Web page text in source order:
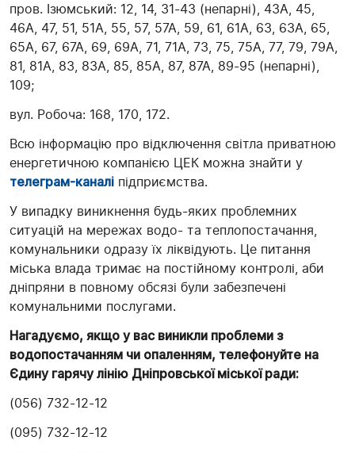
пров. Ізюмський: 12, 14, 31-43 (непарні), 43А, 45,
46А, 47, 51, 51А, 55, 57, 57А, 59, 61, 61А, 63, 63А, 65,
65А, 67, 67А, 69, 69А, 71, 71А, 73, 75, 75А, 77, 79, 79А,
81, 81А, 83, 83А, 85, 85А, 87, 87А, 89-95 (непарні),
109;
вул. Робоча: 168, 170, 172.
Всю інформацію про відключення світла приватною
енергетичною компанією ЦЕК можна знайти у
телеграм-каналі підприємства.
У випадку виникнення будь-яких проблемних
ситуацій на мережах водо- та теплопостачання,
комунальники одразу їх ліквідують. Це питання
міська влада тримає на постійному контролі, аби
дніпряни в повному обсязі були забезпечені
комунальними послугами.
Нагадуємо, якщо у вас виникли проблеми з
водопостачанням чи опаленням, телефонуйте на
Єдину гарячу лінію Дніпровської міської ради:
(056) 732-12-12
(095) 732-12-12